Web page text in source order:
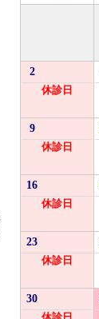
2
休診日
9
休診日
16
休診日
23
休診日
30